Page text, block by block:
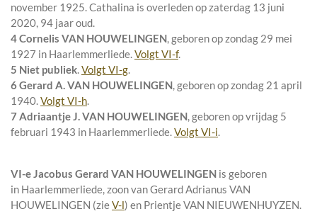
november 1925. Cathalina is overleden op zaterdag 13 juni
2020, 94 jaar oud.
4 Cornelis VAN HOUWELINGEN, geboren op zondag 29 mei
1927 in Haarlemmerliede.Volgt VI-f.
5 Niet publiek.Volgt VI-g.
6 Gerard A. VAN HOUWELINGEN, geboren op zondag 21 april
1940.Volgt VI-h.
7 Adriaantje J. VAN HOUWELINGEN, geboren op vrijdag 5
februari 1943 in Haarlemmerliede.Volgt VI-i.
VI-eJacobus Gerard VAN HOUWELINGEN is geboren
in Haarlemmerliede, zoon vanGerard Adrianus VAN
HOUWELINGEN (zieV-l) en Prientje VAN NIEUWENHUYZEN.